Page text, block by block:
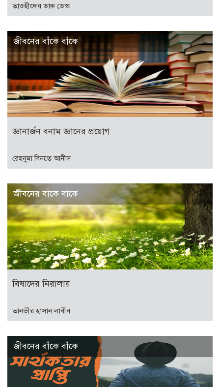
তাওহীদের ডাক ডেস্ক
জীবনের বাঁকে বাঁকে
জ্ঞানার্জন বনাম জ্ঞানের প্রয়োগ
রেহনুমা বিনতে আনীস
জীবনের বাঁকে বাঁকে
বিষাদের নিরালায়
তানভীর হাসান লাবীব
জীবনের বাঁকে বাঁকে